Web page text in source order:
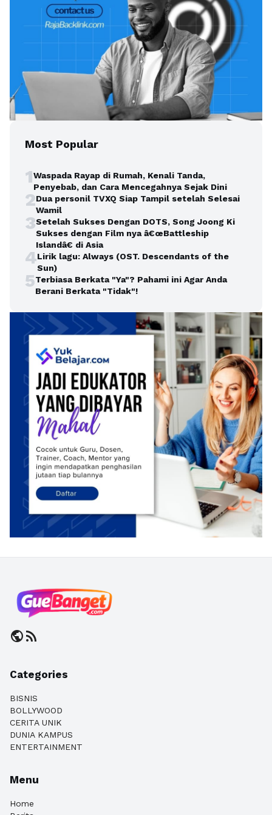
Most Popular
1Waspada Rayap di Rumah, Kenali Tanda,
Penyebab, dan Cara Mencegahnya Sejak Dini
2Dua personil TVXQ Siap Tampil setelah Selesai
Wamil
3Setelah Sukses Dengan DOTS, Song Joong Ki
Sukses dengan Film nya â€œBattleship
Islandâ€ di Asia
4Lirik lagu: Always (OST. Descendants of the
Sun)
5Terbiasa Berkata "Ya"? Pahami ini Agar Anda
Berani Berkata "Tidak"!
publicrss_feed
Categories
BISNIS
BOLLYWOOD
CERITA UNIK
DUNIA KAMPUS
ENTERTAINMENT
Menu
Home